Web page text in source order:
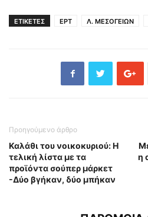
ΕΤΙΚΕΤΕΣ ΕΡΤ Λ. ΜΕΣΟΓΕΙΩΝ
Προηγούμενο άρθρο
Καλάθι του νοικοκυριού: Η
τελική λίστα με τα
προϊόντα σούπερ μάρκετ
-Δύο βγήκαν, δύο μπήκαν
η